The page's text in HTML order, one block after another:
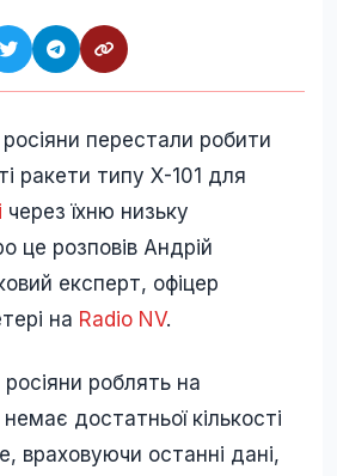
перестали робити
ракети типу Х-101 для
через їхню низьку
це розповів Андрій
експерт, офіцер
на Radio NV.
роблять на
достатньої кількості
враховуючи останні дані,